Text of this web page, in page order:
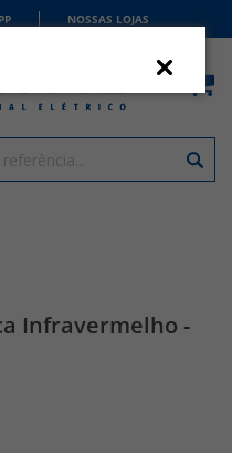
NOSSAS LOJAS
Infravermelho -